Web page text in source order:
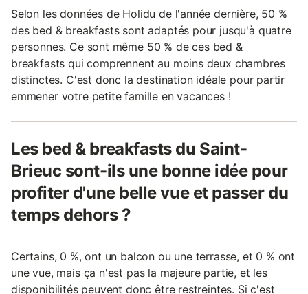
Selon les données de Holidu de l'année dernière, 50 %
des bed & breakfasts sont adaptés pour jusqu'à quatre
personnes. Ce sont même 50 % de ces bed &
breakfasts qui comprennent au moins deux chambres
distinctes. C'est donc la destination idéale pour partir
emmener votre petite famille en vacances !
Les bed & breakfasts du Saint-
Brieuc sont-ils une bonne idée pour
profiter d'une belle vue et passer du
temps dehors ?
Certains, 0 %, ont un balcon ou une terrasse, et 0 % ont
une vue, mais ça n'est pas la majeure partie, et les
disponibilités peuvent donc être restreintes. Si c'est